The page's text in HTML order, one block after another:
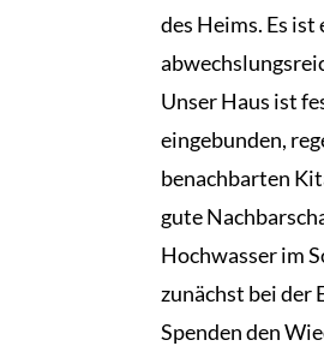
des Heims. Es
Unser Haus ist
eingebunden,
benachbarten
gute
Hochwasser im
zunächst bei der
Spenden den